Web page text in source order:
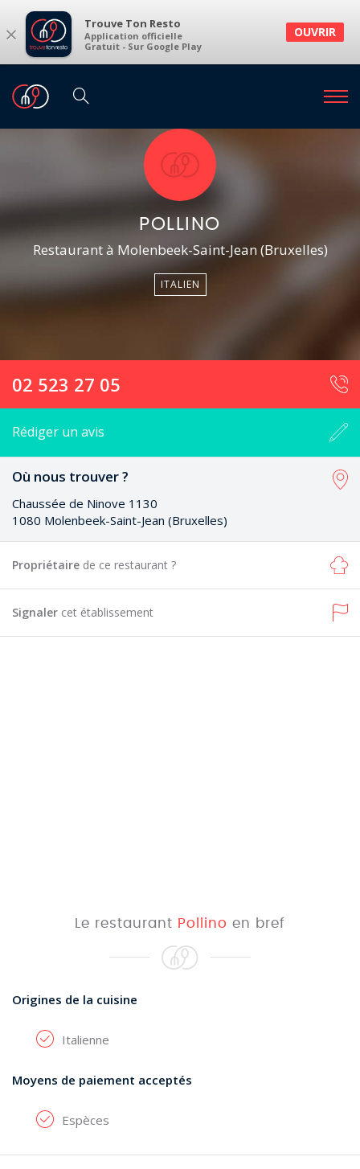
× Trouve Ton Resto
Application officielle
Gratuit - Sur Google Play
OUVRIR
POLLINO
Restaurant à Molenbeek-Saint-Jean (Bruxelles)
ITALIEN
02 523 27 05
Rédiger un avis
Où nous trouver ?
Chaussée de Ninove 1130
1080 Molenbeek-Saint-Jean (Bruxelles)
Propriétaire de ce restaurant ?
Signaler cet établissement
Le restaurant Pollino en bref
Origines de la cuisine
Italienne
Moyens de paiement acceptés
Espèces